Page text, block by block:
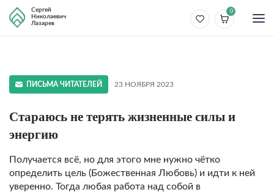
Сергей
Николаевич
Лазарев
0
ПИСЬМА ЧИТАТЕЛЕЙ 23 НОЯБРЯ 2023
Стараюсь не терять жизненные силы и
энергию
Получается всё, но для этого мне нужно чётко
определить цель (Божественная Любовь) и идти к ней
уверенно. Тогда любая работа над собой в